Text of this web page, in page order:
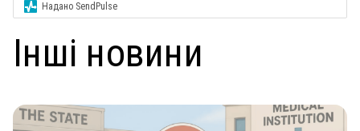
Надано SendPulse
Інші новини